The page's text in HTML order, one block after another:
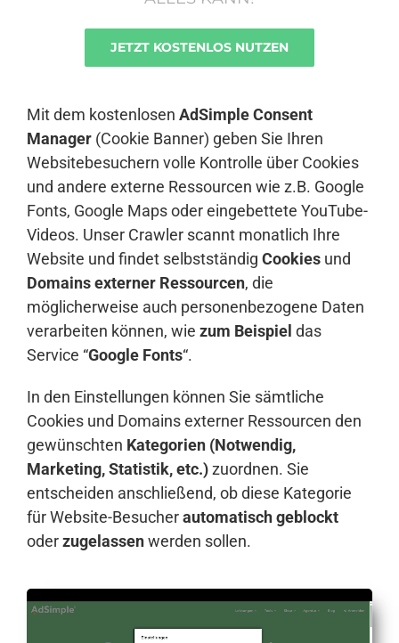
JETZT KOSTENLOS NUTZEN
Mit dem kostenlosen AdSimple Consent
Manager (Cookie Banner) geben Sie Ihren
Websitebesuchern volle Kontrolle über Cookies
und andere externe Ressourcen wie z.B. Google
Fonts, Google Maps oder eingebettete YouTube-
Videos. Unser Crawler scannt monatlich Ihre
Website und findet selbstständig Cookies und
Domains externer Ressourcen, die
möglicherweise auch personenbezogene Daten
verarbeiten können, wie zum Beispiel das
Service “Google Fonts“.
In den Einstellungen können Sie sämtliche
Cookies und Domains externer Ressourcen den
gewünschten Kategorien (Notwendig,
Marketing, Statistik, etc.)zuordnen. Sie
entscheiden anschließend, ob diese Kategorie
für Website-Besucherautomatisch geblockt
oderzugelassenwerden sollen.